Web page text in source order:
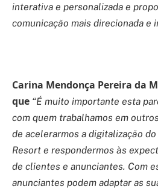
interativa e personalizada e
comunicação mais direcionada e
Carina Mendonça Pereira da
que “É muito importante esta
com quem trabalhamos em
de acelerarmos a digitalização
Resort e respondermos às
de clientes e anunciantes. Com
anunciantes podem adaptar as